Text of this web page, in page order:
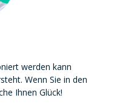
werden kann
Wenn Sie in den
Ihnen Glück!